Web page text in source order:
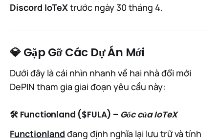
Discord IoTeXtrước ngày 30 tháng 4.
💎 Gặp Gỡ Các Dự Án Mới
Dưới đây là cái nhìn nhanh về hai nhà đổi mới
DePIN tham gia giai đoạn yêu cầu này:
🛠 Functionland ($FULA) – Gốc của IoTeX
Functionland đang định nghĩa lại lưu trữ và tính